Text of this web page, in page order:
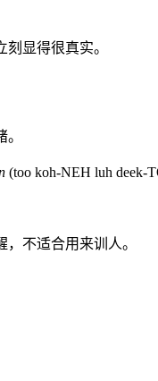
显得很真实。
(too koh-NEH luh deek-
不适合用来训人。